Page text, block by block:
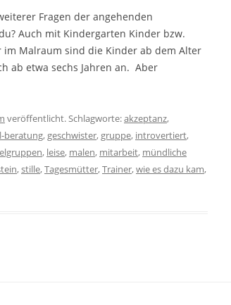
Fragen der angehenden
Auch mit Kindergarten Kinder bzw.
Malraum sind die Kinder ab dem Alter
ab etwa sechs Jahren an. Aber
veröffentlicht. Schlagworte:akzeptanz,
beratung, geschwister, gruppe, introvertiert,
, leise, malen, mitarbeit, mündliche
,stille,Tagesmütter,Trainer,wie es dazu kam,